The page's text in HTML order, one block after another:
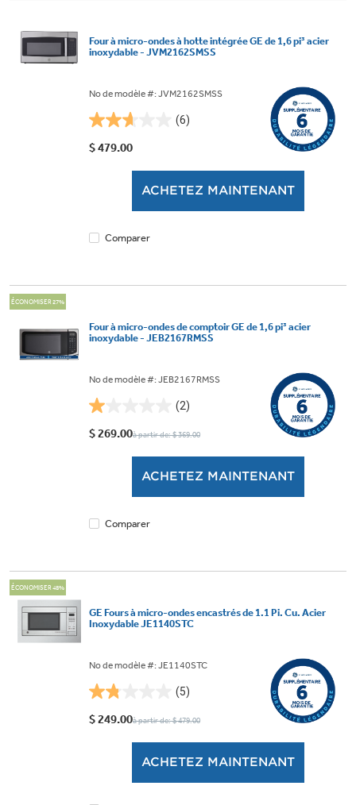
Four à micro-ondes à hotte intégrée GE de 1,6 pi³ acier
inoxydable - JVM2162SMSS
No de modèle #: JVM2162SMSS
(6)
2.7
étoile(s)
$ 479.00
ACHETEZ MAINTENANT
Comparer
ÉCONOMISER 27%
Four à micro-ondes de comptoir GE de 1,6 pi³ acier
inoxydable - JEB2167RMSS
No de modèle #: JEB2167RMSS
(2)
1.0
étoile(s)
$ 269.00à partir de: $ 369.00
ACHETEZ MAINTENANT
Comparer
ÉCONOMISER 48%
GE Fours à micro-ondes encastrés de 1.1 Pi. Cu. Acier
Inoxydable JE1140STC
No de modèle #: JE1140STC
(5)
1.8
étoile(s)
$ 249.00à partir de: $ 479.00
ACHETEZ MAINTENANT